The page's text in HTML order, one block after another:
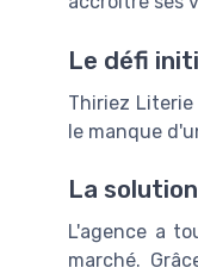
Le défi
Thiriez
le manque
La
L'agence a
marché.